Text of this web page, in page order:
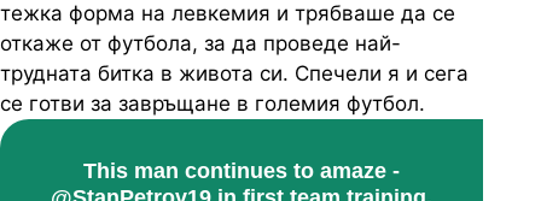
тежка форма на левкемия и трябваше да се
откаже от футбола, за да проведе най-
трудната битка в живота си. Спечели я и сега
се готви за завръщане в големия футбол.
This man continues to amaze -